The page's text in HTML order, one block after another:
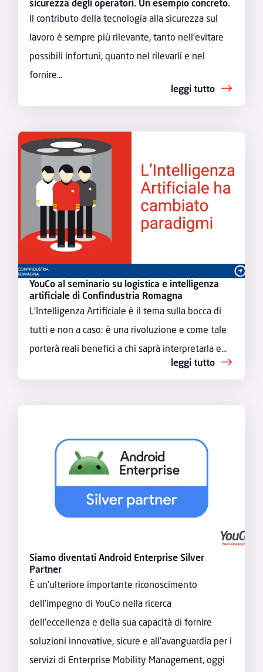
sicurezza degli operatori. Un esempio concreto.
Il contributo della tecnologia alla sicurezza sul
lavoro è sempre più rilevante, tanto nell’evitare
possibili infortuni, quanto nel rilevarli e nel
fornire...
leggi tutto
YouCo al seminario su logistica e intelligenza
artificiale di Confindustria Romagna
L’Intelligenza Artificiale è il tema sulla bocca di
tutti e non a caso: è una rivoluzione e come tale
porterà reali benefici a chi saprà interpretarla e...
leggi tutto
Siamo diventati Android Enterprise Silver
Partner
È un’ulteriore importante riconoscimento
dell’impegno di YouCo nella ricerca
dell’eccellenza e della sua capacità di fornire
soluzioni innovative, sicure e all’avanguardia per i
servizi di Enterprise Mobility Management, oggi